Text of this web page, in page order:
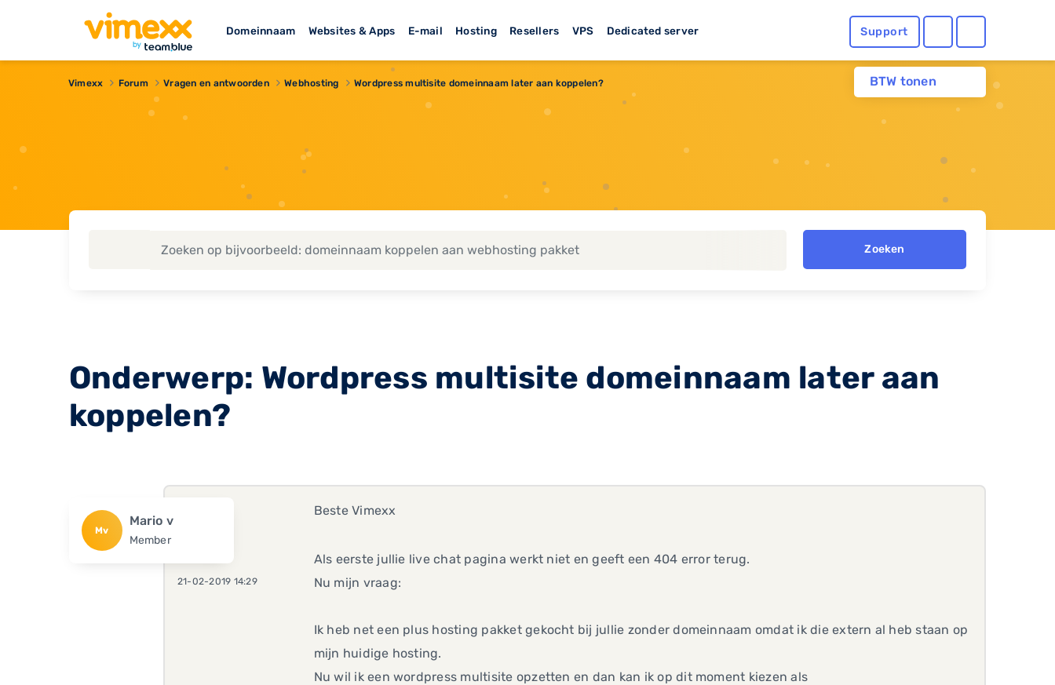
Domeinnaam Websites & Apps E-mail Hosting Resellers VPS Dedicated server Support
BTW tonen
Vimexx Forum Vragen en antwoorden Webhosting Wordpress multisite domeinnaam later aan koppelen?
Zoeken
Onderwerp: Wordpress multisite domeinnaam later aan
koppelen?
Mv
Mario v
Member
21-02-2019 14:29
Beste Vimexx
Als eerste jullie live chat pagina werkt niet en geeft een 404 error terug.
Nu mijn vraag:
Ik heb net een plus hosting pakket gekocht bij jullie zonder domeinnaam omdat ik die extern al heb staan op
mijn huidige hosting.
Nu wil ik een wordpress multisite opzetten en dan kan ik op dit moment kiezen als